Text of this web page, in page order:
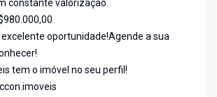
constante valorização.
excelente oportunidade!Agende a sua
tem o imóvel no seu perfil!